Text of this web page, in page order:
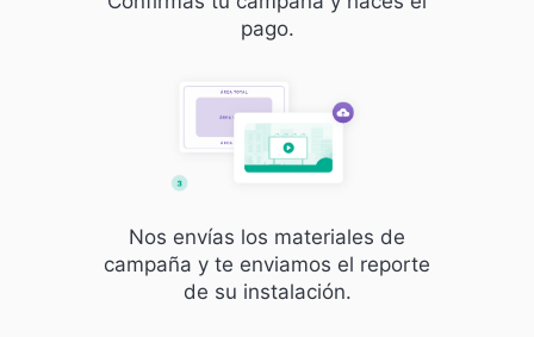
pago.
Nos envías los materiales de
campaña y te enviamos el reporte
de su instalación.